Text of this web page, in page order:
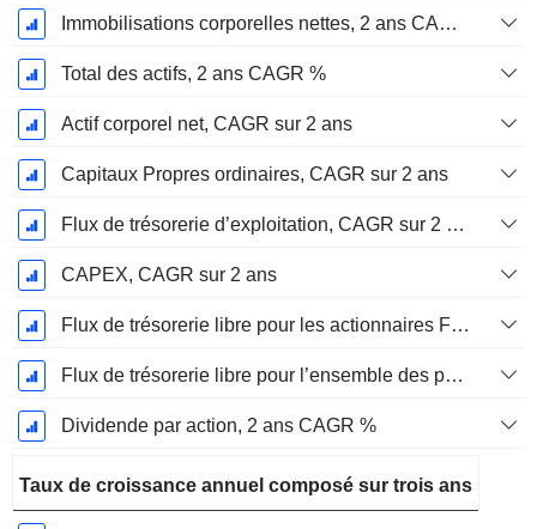
Immobilisations corporelles nettes, 2 ans CAGR %
Total des actifs, 2 ans CAGR %
Actif corporel net, CAGR sur 2 ans
Capitaux Propres ordinaires, CAGR sur 2 ans
Flux de trésorerie d’exploitation, CAGR sur 2 ans
CAPEX, CAGR sur 2 ans
Flux de trésorerie libre pour les actionnaires FCFE, CAGR sur 2 ans
Flux de trésorerie libre pour l’ensemble des pourvoyeurs de fonds (créanciers et actionnaires) FCFF, CAGR sur 2 ans
Dividende par action, 2 ans CAGR %
Taux de croissance annuel composé sur trois ans